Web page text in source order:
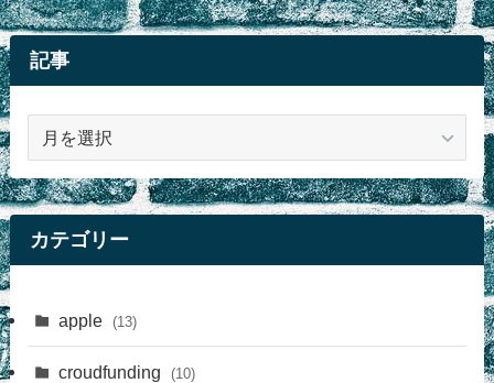
記事
カテゴリー
apple (13)
croudfunding (10)